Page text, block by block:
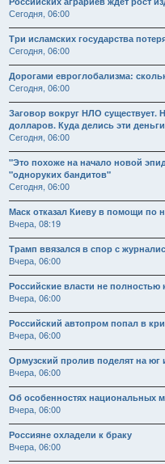
Сегодня, 06:00
Три исламских государства
Сегодня, 06:00
Дорогами евроглобализма:
Сегодня, 06:00
Заговор вокруг НЛО существует.
долларов. Куда делись эти деньги
Сегодня, 06:00
"Это похоже на начало новой
"одноруких бандитов"
Сегодня, 06:00
Маск отказал Киеву в помощи по
Вчера, 08:19
Трамп ввязался в спор с
Вчера, 06:00
Российские власти не
Вчера, 06:00
Российский автопром попал в
Вчера, 06:00
Ормузский пролив поделят на юг
Вчера, 06:00
Об особенностях национальных
Вчера, 06:00
Россияне охладели к браку
Вчера, 06:00